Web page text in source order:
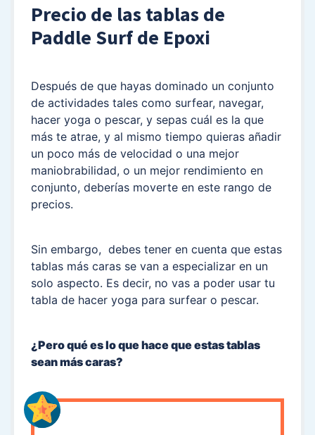
Precio de las tablas de
Paddle Surf de Epoxi
Después de que hayas dominado un conjunto
de actividades tales como surfear, navegar,
hacer yoga o pescar, y sepas cuál es la que
más te atrae, y al mismo tiempo quieras añadir
un poco más de velocidad o una mejor
maniobrabilidad, o un mejor rendimiento en
conjunto, deberías moverte en este rango de
precios.
Sin embargo, debes tener en cuenta que estas
tablas más caras se van a especializar en un
solo aspecto. Es decir, no vas a poder usar tu
tabla de hacer yoga para surfear o pescar.
¿Pero qué es lo que hace que estas tablas
sean más caras?